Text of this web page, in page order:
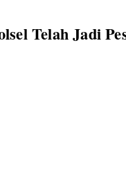
Telah Jadi